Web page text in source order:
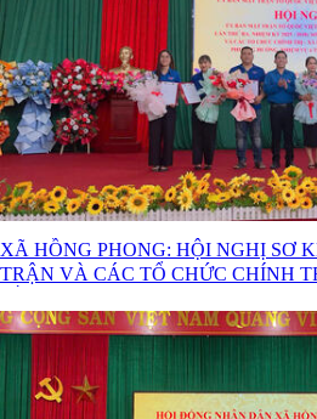
XÃ HỒNG PHONG: HỘI NGHỊ SƠ
TRẬN VÀ CÁC TỔ CHỨC CHÍNH